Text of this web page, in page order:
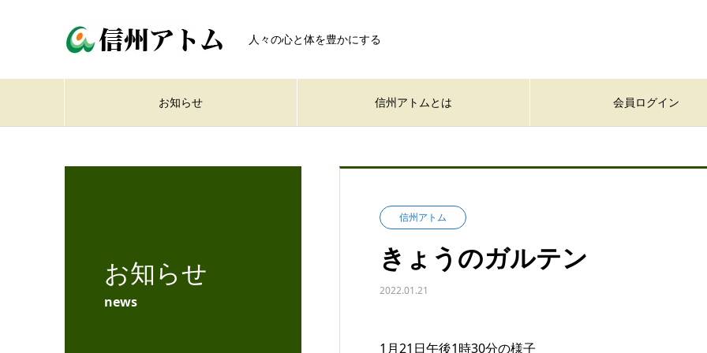
人々の心と体を豊かにする
お知らせ 信州アトムとは 会員ログイン
お知らせ
news
信州アトム
きょうのガルテン
2022.01.21
1月21日午後1時30分の様子